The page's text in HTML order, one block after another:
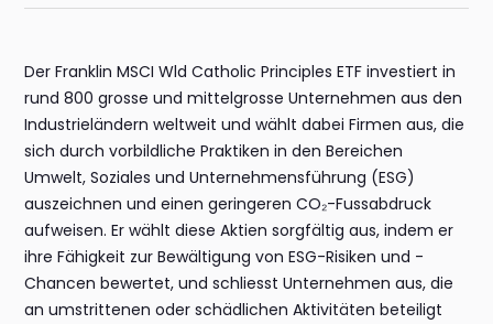
Der Franklin MSCI Wld Catholic Principles ETF investiert in
rund 800 grosse und mittelgrosse Unternehmen aus den
Industrieländern weltweit und wählt dabei Firmen aus, die
sich durch vorbildliche Praktiken in den Bereichen
Umwelt, Soziales und Unternehmensführung (ESG)
auszeichnen und einen geringeren CO₂-Fussabdruck
aufweisen. Er wählt diese Aktien sorgfältig aus, indem er
ihre Fähigkeit zur Bewältigung von ESG-Risiken und -
Chancen bewertet, und schliesst Unternehmen aus, die
an umstrittenen oder schädlichen Aktivitäten beteiligt